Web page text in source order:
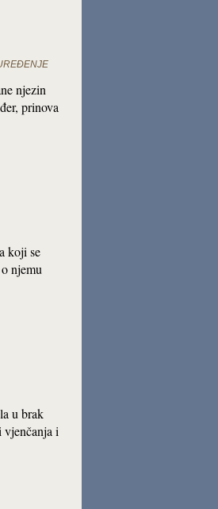
njezin
prinova
koji se
njemu
u brak
vjenčanja i